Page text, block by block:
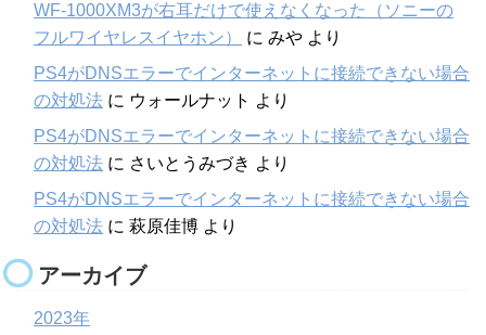
WF-1000XM3が右耳だけで使えなくなった（ソニーの
フルワイヤレスイヤホン）
に みや より
PS4がDNSエラーでインターネットに接続できない場合
の対処法 に ウォールナット より
PS4がDNSエラーでインターネットに接続できない場合
の対処法 に さいとうみづき より
PS4がDNSエラーでインターネットに接続できない場合
の対処法 に 萩原佳博 より
アーカイブ
2023年